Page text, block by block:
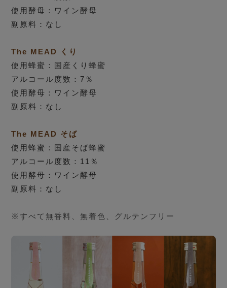
使用酵母：ワイン酵母
副原料：なし
The MEAD くり
使用蜂蜜：国産くり蜂蜜
アルコール度数：7％
使用酵母：ワイン酵母
副原料：なし
The MEAD そば
使用蜂蜜：国産そば蜂蜜
アルコール度数：11％
使用酵母：ワイン酵母
副原料：なし
※すべて無香料、無着色、グルテンフリー